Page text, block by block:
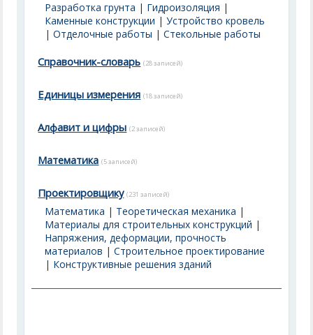
Разработка грунта | Гидроизоляция |
Каменные конструкции |Устройство кровель
|Отделочные работы |Стекольные работы
Справочник-словарь (28 записей)
Единицы измерения (18 записей)
Алфавит и цифры (2 записей)
Математика (5 записей)
Проектировщику (231 записей)
Математика | Теоретическая механика |
Материалы для строительных конструкций |
Напряжения, деформации, прочность
материалов |Строительное проектирование
| Конструктивные решения зданий